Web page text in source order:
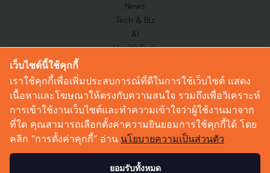
News
Tech & Biz
AI
HealthTech
Corp Innov
Saucy Thoughts
Based On
Sustainable
Videos
Podcast
เว็บไซต์นี้ใช้คุกกี้
เราใช้คุกกี้เพื่อเพิ่มประสบการณ์ที่ดีในการใช้เว็บไซต์ แสดง
เนื้อหาและโฆษณาให้ตรงกับความสนใจ รวมถึงเพื่อวิเคราะห์
การเข้าใช้งานเว็บไซต์และทำความเข้าใจว่าผู้ใช้งานมาจาก
ที่ใด คุณสามารถเลือกตั้งค่าความยินยอมการใช้คุกกี้ได้ โดย
คลิก “การตั้งค่าคุกกี้” อ่าน นโยบายความเป็นส่วนตัว
ยอมรับทั้งหมด